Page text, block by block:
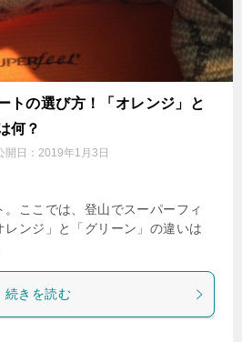
トの選び方！「オレンジ」と
何？
開日： 2019年1月3日
ここでは、登山でスーパーフィ
レンジ」と「グリーン」の違いは
続きを読む